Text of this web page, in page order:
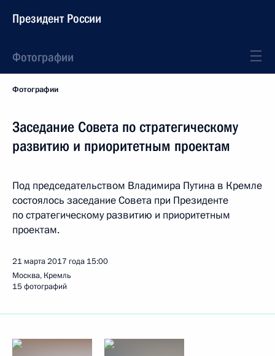
Президент России
Фотографии
Фотографии
Заседание Совета по стратегическому
развитию и приоритетным проектам
Под председательством Владимира Путина в Кремле
состоялось заседание Совета при Президенте
по стратегическому развитию и приоритетным
проектам.
21 марта 2017 года 15:00
Москва, Кремль
15 фотографий